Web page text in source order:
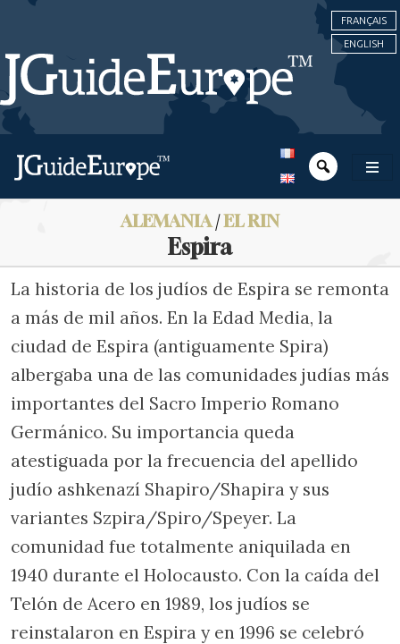
FRANÇAIS
ENGLISH
ALEMANIA/EL RIN
Espira
La historia de los judíos de Espira se remonta
a más de mil años. En la Edad Media, la
ciudad de Espira (antiguamente Spira)
albergaba una de las comunidades judías más
importantes del Sacro Imperio Romano
Germánico. Su importancia queda
atestiguada por la frecuencia del apellido
judío ashkenazí Shapiro/Shapira y sus
variantes Szpira/Spiro/Speyer. La
comunidad fue totalmente aniquilada en
1940 durante el Holocausto. Con la caída del
Telón de Acero en 1989, los judíos se
reinstalaron en Espira y en 1996 se celebró